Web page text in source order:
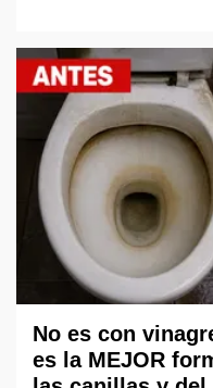
No es con
es la MEJOR